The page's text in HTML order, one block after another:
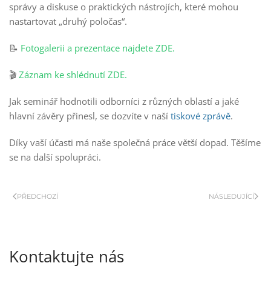
správy a diskuse o praktických nástrojích, které mohou
nastartovat „druhý poločas“.
📝 Fotogalerii a prezentace najdete ZDE.
🎬 Záznam ke shlédnutí ZDE.
Jak seminář hodnotili odborníci z různých oblastí a jaké
hlavní závěry přinesl, se dozvíte v naší tiskové zprávě.
Díky vaší účasti má naše společná práce větší dopad. Těšíme
se na další spolupráci.
PŘEDCHOZÍ NÁSLEDUJÍCÍ
Kontaktujte nás